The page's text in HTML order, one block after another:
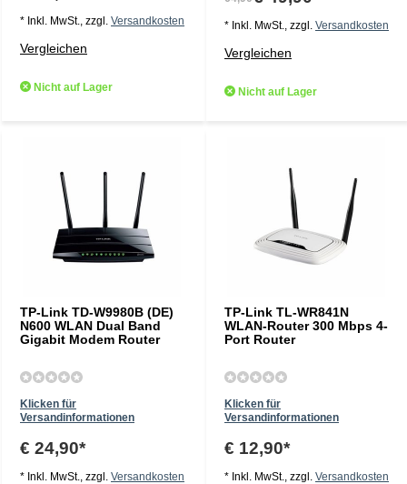
* Inkl. MwSt., zzgl. Versandkosten
Vergleichen
Nicht auf Lager
* Inkl. MwSt., zzgl. Versandkosten
Vergleichen
Nicht auf Lager
TP-Link TD-W9980B (DE)
N600 WLAN Dual Band
Gigabit Modem Router
Klicken für
Versandinformationen
€ 24,90*
* Inkl. MwSt., zzgl. Versandkosten
TP-Link TL-WR841N
WLAN-Router 300 Mbps 4-
Port Router
Klicken für
Versandinformationen
€ 12,90*
* Inkl. MwSt., zzgl. Versandkosten